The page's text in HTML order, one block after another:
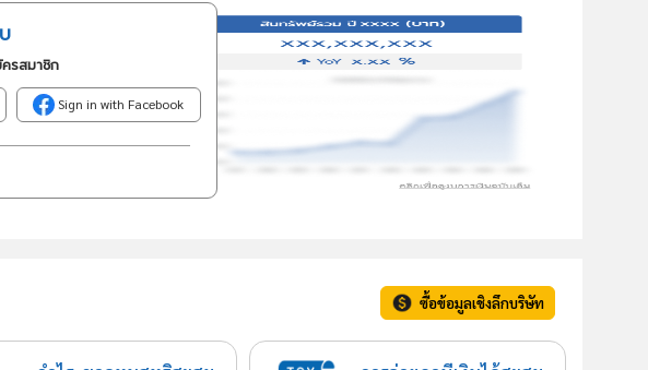
รสมาชิก
Sign in with Facebook
ซื้อข้อมูลเชิงลึกบริษัท